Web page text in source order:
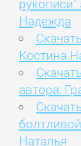
Надежда
Костина
автора:
Наталья